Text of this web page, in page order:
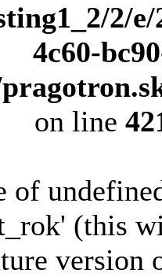
2/e/
4c60-
on line
of
(this
version